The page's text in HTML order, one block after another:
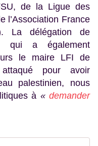
de la Ligue des
l’Association France
La délégation de
qui a également
le maire LFI de
attaqué pour avoir
palestinien, nous
à «demander